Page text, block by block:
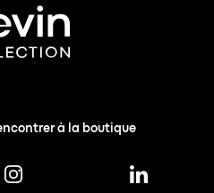
à la boutique